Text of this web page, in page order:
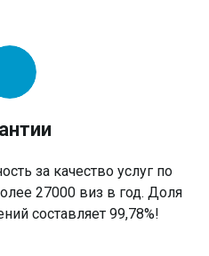
за качество услуг по
27000 виз в год. Доля
составляет 99,78%!